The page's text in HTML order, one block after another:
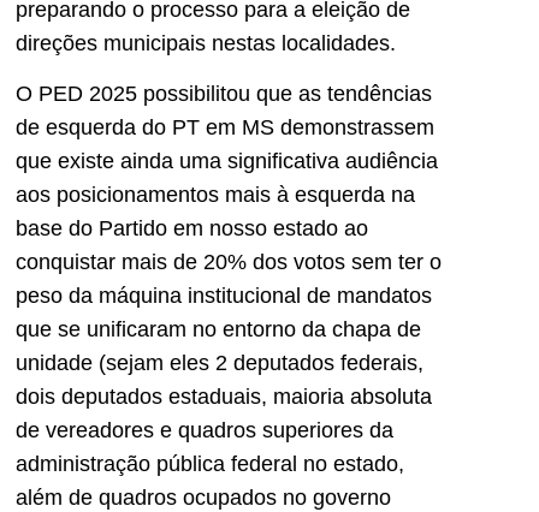
preparando o processo para a eleição de
direções municipais nestas localidades.
O PED 2025 possibilitou que as tendências
de esquerda do PT em MS demonstrassem
que existe ainda uma significativa audiência
aos posicionamentos mais à esquerda na
base do Partido em nosso estado ao
conquistar mais de 20% dos votos sem ter o
peso da máquina institucional de mandatos
que se unificaram no entorno da chapa de
unidade (sejam eles 2 deputados federais,
dois deputados estaduais, maioria absoluta
de vereadores e quadros superiores da
administração pública federal no estado,
além de quadros ocupados no governo